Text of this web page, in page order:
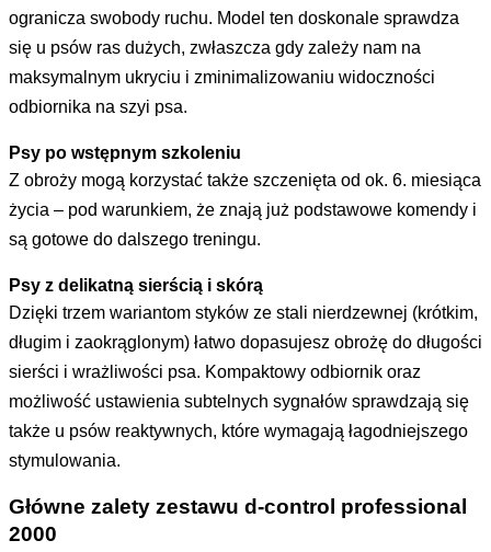
ogranicza swobody ruchu. Model ten doskonale sprawdza
się u psów ras dużych, zwłaszcza gdy zależy nam na
maksymalnym ukryciu i zminimalizowaniu widoczności
odbiornika na szyi psa.
Psy po wstępnym szkoleniu
Z obroży mogą korzystać także szczenięta od ok. 6. miesiąca
życia – pod warunkiem, że znają już podstawowe komendy i
są gotowe do dalszego treningu.
Psy z delikatną sierścią i skórą
Dzięki trzem wariantom styków ze stali nierdzewnej (krótkim,
długim i zaokrąglonym) łatwo dopasujesz obrożę do długości
sierści i wrażliwości psa. Kompaktowy odbiornik oraz
możliwość ustawienia subtelnych sygnałów sprawdzają się
także u psów reaktywnych, które wymagają łagodniejszego
stymulowania.
Główne zalety zestawu d-control professional
2000